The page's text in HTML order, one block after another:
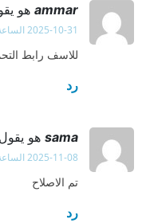
ammar هو
2025-10-31 الساعة 10:53 ص
للاسف رابط
رد
sama هو
2025-11-08 الساعة 10:36 ص
تم الاصلاح
رد